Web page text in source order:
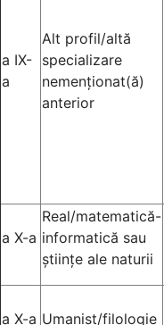
a IX-
a
Alt profil/altă
specializare
nemenționat(ă)
anterior
a X-a
Real/matematică-
informatică sau
științe ale naturii
a X-a Umanist/filologie